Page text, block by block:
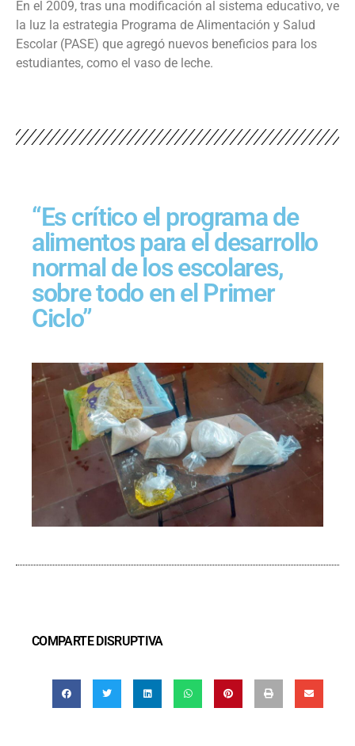
En el 2009, tras una modificación al sistema educativo, ve
la luz la estrategia Programa de Alimentación y Salud
Escolar (PASE) que agregó nuevos beneficios para los
estudiantes, como el vaso de leche.
“Es crítico el programa de
alimentos para el desarrollo
normal de los escolares,
sobre todo en el Primer
Ciclo”
COMPARTE DISRUPTIVA